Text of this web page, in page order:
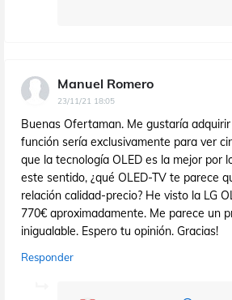
Manuel Romero
23/11/21 18:05
Buenas Ofertaman. Me gustaría
función sería exclusivamente para ver
que la tecnología OLED es la mejor por
este sentido, ¿qué OLED-TV te parece
relación calidad-precio? He visto la LG
770€ aproximadamente. Me parece un
inigualable. Espero tu opinión. Gracias!
Responder